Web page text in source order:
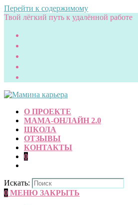
Перейти к содержимому
Твой лёгкий путь к удалённой работе
О ПРОЕКТЕ
МАМА-ОНЛАЙН 2.0
ШКОЛА
ОТЗЫВЫ
КОНТАКТЫ
0
Искать:
0 МЕНЮ ЗАКРЫТЬ